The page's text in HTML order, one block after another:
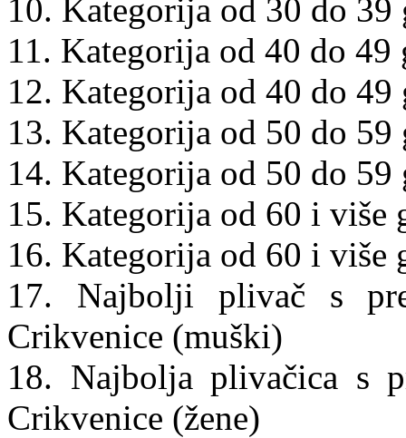
10. Kategorija od 30 do 39
11. Kategorija od 40 do
12. Kategorija od 40 do 49
13. Kategorija od 50 do
14. Kategorija od 50 do 59
15. Kategorija od 60 i više
16. Kategorija od 60 i više
17. Najbolji plivač s
Crikvenice (muški)
18. Najbolja plivačica s
Crikvenice (žene)